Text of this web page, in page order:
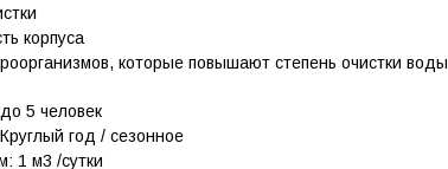
корпуса
которые повышают степень очистки воды
5 человек
год / сезонное
1 м3 /сутки